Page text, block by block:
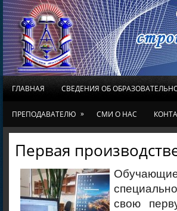
ГЛАВНАЯ СВЕДЕНИЯ ОБ
ПРЕПОДАВАТЕЛЮ » СМИ О НАС
Первая
свою